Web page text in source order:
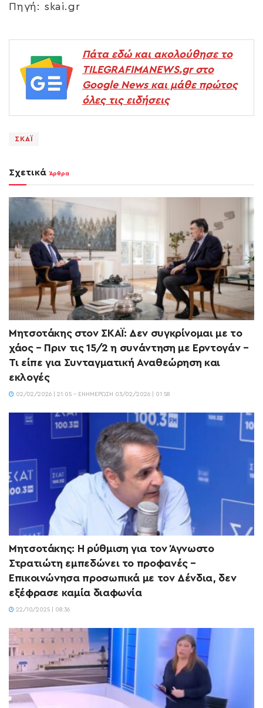
Πηγή: skai.gr
Πάτα εδώ και ακολούθησε το
TILEGRAFIMANEWS.gr στο
Google News και μάθε πρώτος
όλες τις ειδήσεις
ΣΚΑΪ
Σχετικά Άρθρα
Μητσοτάκης στον ΣΚΑΪ: Δεν συγκρίνομαι με το
χάος – Πριν τις 15/2 η συνάντηση με Ερντογάν –
Τι είπε για Συνταγματική Αναθεώρηση και
εκλογές
02/02/2026 | 21:05 - ΕΝΗΜΈΡΩΣΗ 03/02/2026 | 01:58
Μητσοτάκης: Η ρύθμιση για τον Άγνωστο
Στρατιώτη εμπεδώνει το προφανές –
Επικοινώνησα προσωπικά με τον Δένδια, δεν
εξέφρασε καμία διαφωνία
22/10/2025 | 08:36